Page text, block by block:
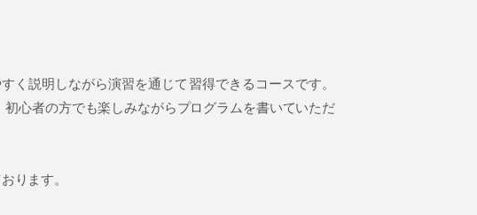
く説明しながら演習を通じて習得できるコースです。
心者の方でも楽しみながらプログラムを書いていただ
ります。